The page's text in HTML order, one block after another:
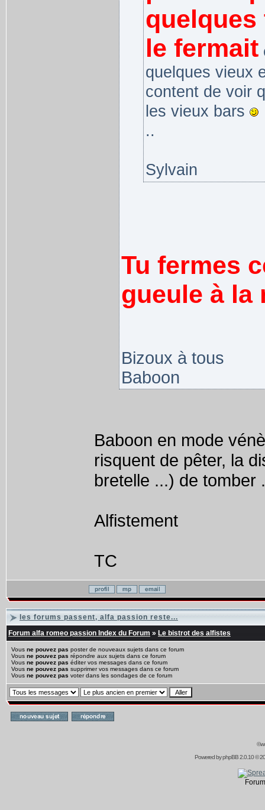
quelques
le fermait
quelques vieux
content de voir
les vieux bars
..
Sylvain
Tu fermes
gueule à la
Bizoux à tous
Baboon
Baboon en mode
risquent de pêter, la
bretelle ...) de
Alfistement
TC
les forums passent, alfa passion reste...
Forum alfa romeo passion Index du Forum»Le bistrot des alfistes
Vous ne pouvez pas poster de nouveaux sujets dans ce forum
Vous ne pouvez pas répondre aux sujets dans ce forum
Vous ne pouvez pas éditer vos messages dans ce forum
Vous ne pouvez pas supprimer vos messages dans ce forum
Vous ne pouvez pas voter dans les sondages de ce forum
Powered byphpBB2.0.10 ©